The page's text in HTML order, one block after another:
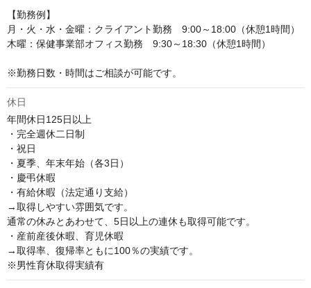
【勤務例】
月・火・水・金曜：クライアント勤務　9:00～18:00（休憩1時間）
木曜：保健事業部オフィス勤務　9:30～18:30（休憩1時間）
※勤務日数・時間はご相談が可能です。
休日
年間休日125日以上
・完全週休二日制
・祝日
・夏季、年末年始（各3日）
・慶弔休暇
・有給休暇（法定通り支給）
→取得しやすい雰囲気です。
通常の休みとあわせて、5日以上の連休も取得可能です。
・産前産後休暇、育児休暇
→取得率、復帰率ともに100％の実績です。
※男性育休取得実績有